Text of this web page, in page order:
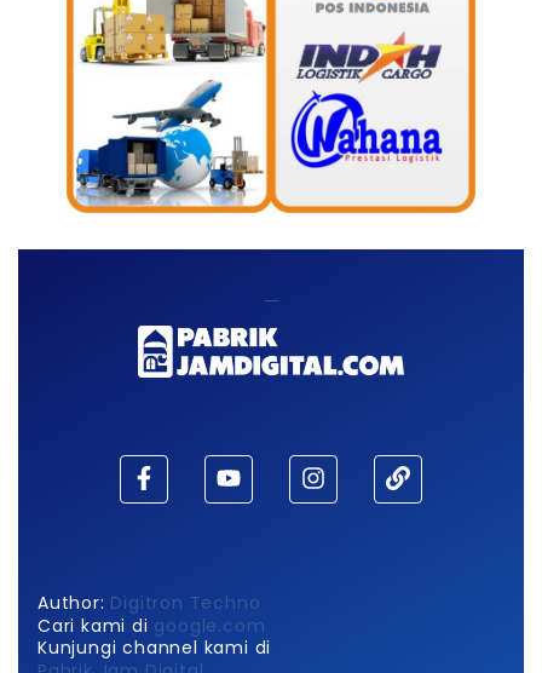
Author: Digitron Techno
Cari kami di google.com
Kunjungi channel kami di